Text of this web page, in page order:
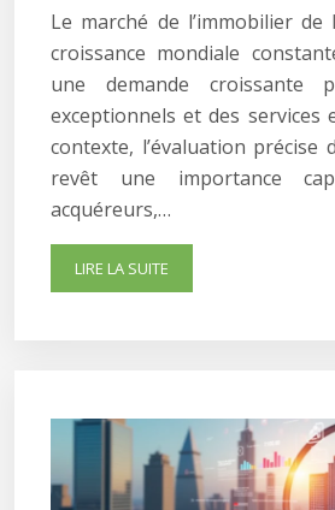
Le marché de l’immobilier
croissance mondiale
une demande croissante
exceptionnels et des services
contexte, l’évaluation précise
revêt une importance
acquéreurs,…
LIRE LA SUITE